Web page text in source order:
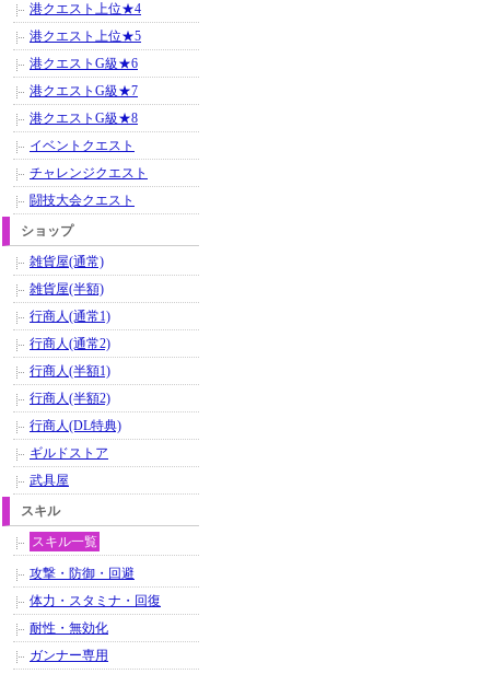
港クエスト上位★4
港クエスト上位★5
港クエストG級★6
港クエストG級★7
港クエストG級★8
イベントクエスト
チャレンジクエスト
闘技大会クエスト
ショップ
雑貨屋(通常)
雑貨屋(半額)
行商人(通常1)
行商人(通常2)
行商人(半額1)
行商人(半額2)
行商人(DL特典)
ギルドストア
武具屋
スキル
スキル一覧
攻撃・防御・回避
体力・スタミナ・回復
耐性・無効化
ガンナー専用